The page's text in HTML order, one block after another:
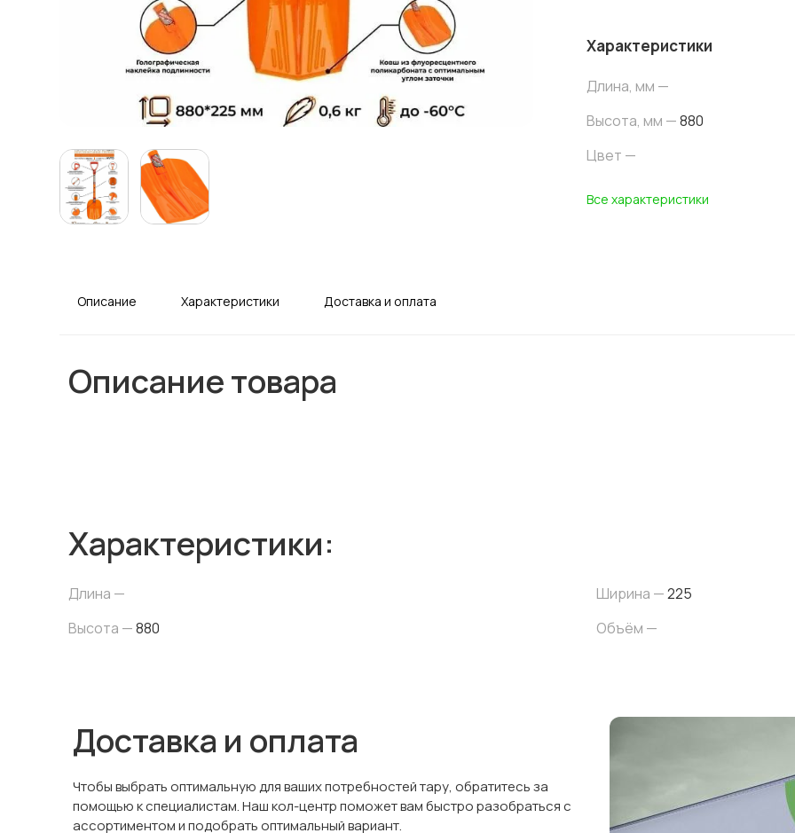
Характеристики
Длина, мм —
Высота, мм —880
Цвет —
Все характеристики
Описание Характеристики Доставка и оплата
Описание товара
Характеристики:
Длина — Ширина —225
Высота —880 Объём —
Доставка и оплата
Чтобы выбрать оптимальную для ваших потребностей тару, обратитесь за
помощью к специалистам. Наш кол-центр поможет вам быстро разобраться с
ассортиментом и подобрать оптимальный вариант.